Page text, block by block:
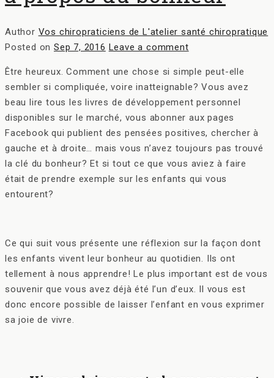
Author Vos chiropraticiens de L'atelier santé chiropratique
Posted onSep 7, 2016 Leave a comment
Être heureux. Comment une chose si simple peut-elle
sembler si compliquée, voire inatteignable? Vous avez
beau lire tous les livres de développement personnel
disponibles sur le marché, vous abonner aux pages
Facebook qui publient des pensées positives, chercher à
gauche et à droite… mais vous n’avez toujours pas trouvé
la clé du bonheur? Et si tout ce que vous aviez à faire
était de prendre exemple sur les enfants qui vous
entourent?
Ce qui suit vous présente une réflexion sur la façon dont
les enfants vivent leur bonheur au quotidien. Ils ont
tellement à nous apprendre! Le plus important est de vous
souvenir que vous avez déjà été l’un d’eux. Il vous est
donc encore possible de laisser l’enfant en vous exprimer
sa joie de vivre.